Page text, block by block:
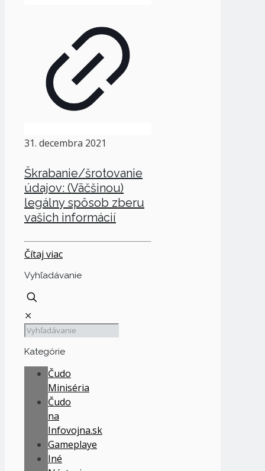
31. decembra 2021
Škrabanie/šrotovanie
údajov: (Väčšinou)
legálny spôsob zberu
vašich informácií
Čítaj viac
Vyhľadávanie
✕
Kategórie
Čudo
Miniséria
Čudo
na
Infovojna.sk
Gameplaye
Iné